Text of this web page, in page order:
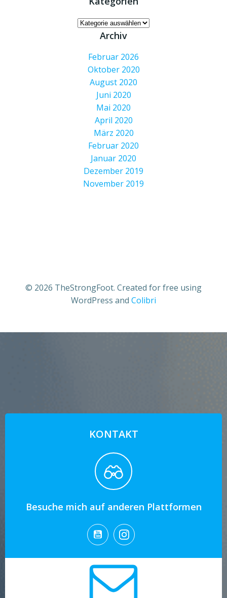
Kategorien
Archiv
Februar 2026
Oktober 2020
August 2020
Juni 2020
Mai 2020
April 2020
März 2020
Februar 2020
Januar 2020
Dezember 2019
November 2019
© 2026 TheStrongFoot. Created for free using
WordPress and Colibri
KONTAKT
Besuche mich auf anderen Plattformen